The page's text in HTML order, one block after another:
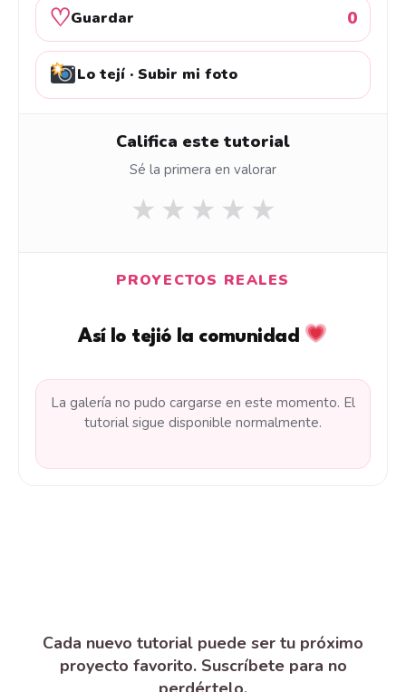
♡Guardar 0
Lo tejí · Subir mi foto
Califica este tutorial
Sé la primera en valorar
★ ★ ★ ★ ★
PROYECTOS REALES
Así lo tejió la comunidad
La galería no pudo cargarse en este momento. El
tutorial sigue disponible normalmente.
Cada nuevo tutorial puede ser tu próximo
proyecto favorito. Suscríbete para no